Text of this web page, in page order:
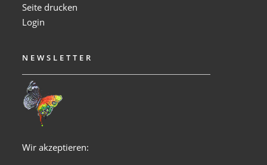
Seite drucken
Login
NEWSLETTER
Wir akzeptieren: